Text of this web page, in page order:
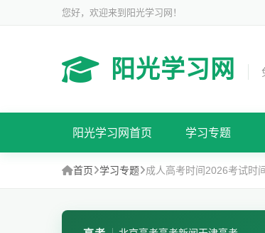
您好，欢迎来到阳光学习网！
阳光学习网
阳光学习网首页 学习专题
首页 学习专题 成人高考时间2026考试时